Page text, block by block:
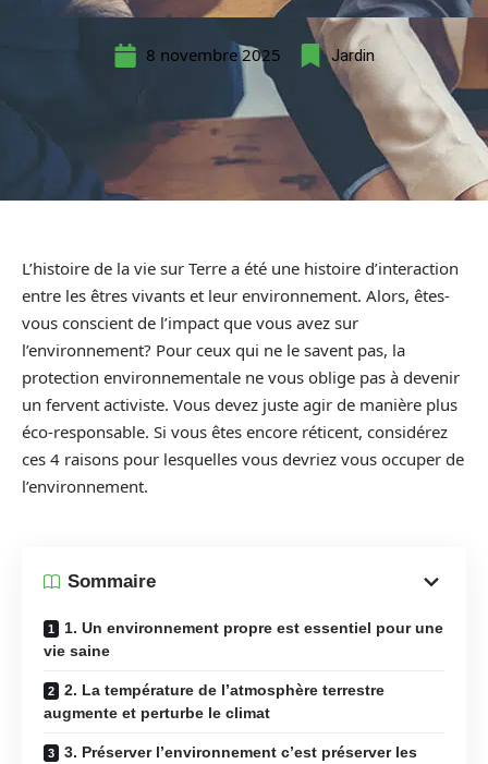
8 novembre 2025 Jardin
L’histoire de la vie sur Terre a été une histoire d’interaction
entre les êtres vivants et leur environnement. Alors, êtes-
vous conscient de l’impact que vous avez sur
l’environnement? Pour ceux qui ne le savent pas, la
protection environnementale ne vous oblige pas à devenir
un fervent activiste. Vous devez juste agir de manière plus
éco-responsable. Si vous êtes encore réticent, considérez
ces 4 raisons pour lesquelles vous devriez vous occuper de
l’environnement.
Sommaire
1. Un environnement propre est essentiel pour une
vie saine
2. La température de l’atmosphère terrestre
augmente et perturbe le climat
3. Préserver l’environnement c’est préserver les